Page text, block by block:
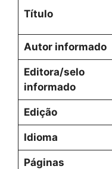
Título
Autor informado
Editora/selo
informado
Edição
Idioma
Páginas